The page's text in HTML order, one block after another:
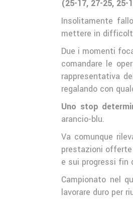
(25-17, 27-25, 25-
Insolitamente
mettere in
Due i momenti
comandare le
rappresentativa
regalando con
Uno stop
arancio-blu.
Va comunque
prestazioni
e sui progressi fin
Campionato nel
lavorare duro per